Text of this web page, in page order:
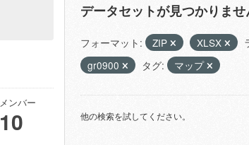
メンバー
10
データセットが見つかりませ
フォーマット: ZIP XLSX
gr0900
タグ: マップ
他の検索を試してください。